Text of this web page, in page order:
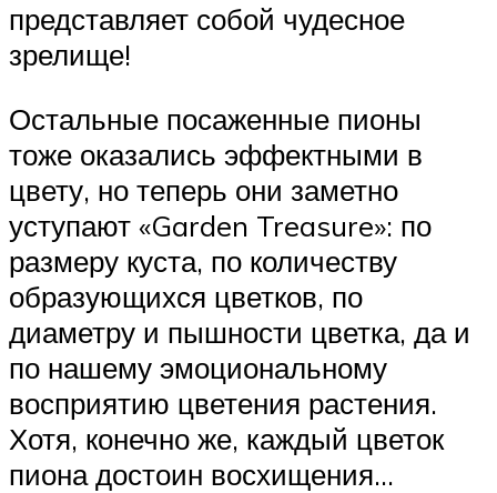
представляет собой чудесное
зрелище!
Остальные посаженные пионы
тоже оказались эффектными в
цвету, но теперь они заметно
уступают «Garden Treasure»: по
размеру куста, по количеству
образующихся цветков, по
диаметру и пышности цветка, да и
по нашему эмоциональному
восприятию цветения растения.
Хотя, конечно же, каждый цветок
пиона достоин восхищения…